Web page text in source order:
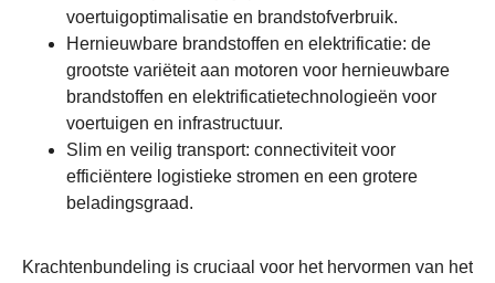
voertuigoptimalisatie en brandstofverbruik.
Hernieuwbare brandstoffen en elektrificatie: de
grootste variëteit aan motoren voor hernieuwbare
brandstoffen en elektrificatietechnologieën voor
voertuigen en infrastructuur.
Slim en veilig transport: connectiviteit voor
efficiëntere logistieke stromen en een grotere
beladingsgraad.
Krachtenbundeling is cruciaal voor het hervormen van het